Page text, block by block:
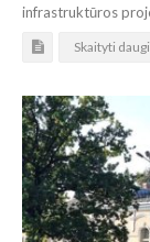
infrastruktūros
Skaityti